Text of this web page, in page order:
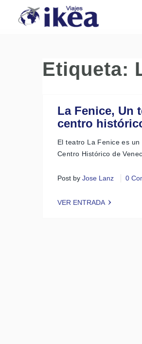
Etiqueta:
La Fenice, Un
centro
El teatro La Fenice es
Centro Histórico de
Post by Jose Lanz 0
VER ENTRADA